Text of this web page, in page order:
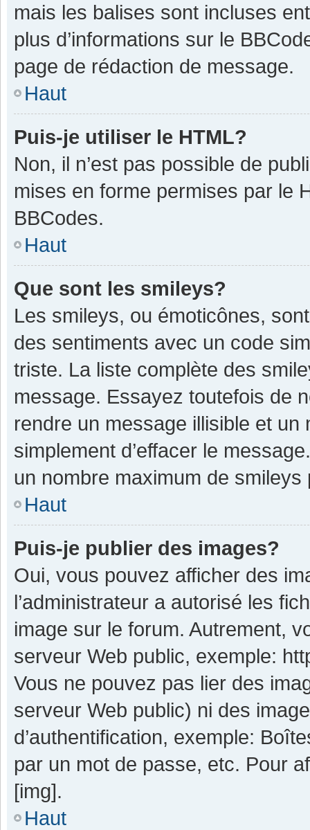
mais les balises sont incluses
plus d’informations sur le
page de rédaction de message.
Haut
Puis-je utiliser le HTML?
Non, il n’est pas possible de
mises en forme permises par le
BBCodes.
Haut
Que sont les smileys?
Les smileys, ou émoticônes,
des sentiments avec un code
triste. La liste complète des
message. Essayez toutefois de
rendre un message illisible et
simplement d’effacer le
un nombre maximum de smileys
Haut
Puis-je publier des images?
Oui, vous pouvez afficher des
l’administrateur a autorisé les
image sur le forum. Autrement,
serveur Web public, exemple:
Vous ne pouvez pas lier des
serveur Web public) ni des
d’authentification, exemple:
par un mot de passe, etc. Pour
[img].
Haut